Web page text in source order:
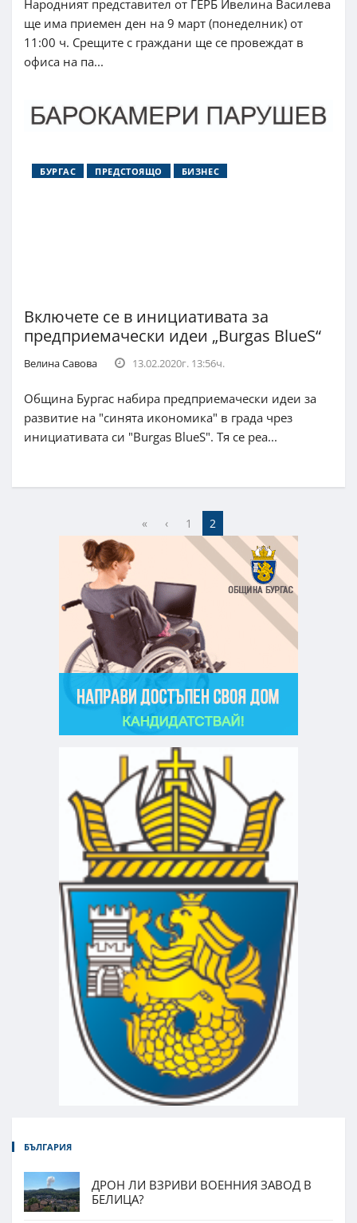
Народният представител от ГЕРБ Ивелина Василева
ще има приемен ден на 9 март (понеделник) от
11:00 ч. Срещите с граждани ще се провеждат в
офиса на па...
БУРГАС ПРЕДСТОЯЩО БИЗНЕС
Включете се в инициативата за
предприемачески идеи „Burgas BlueS“
Велина Савова 13.02.2020г. 13:56ч.
Община Бургас набира предприемачески идеи за
развитие на "синята икономика" в града чрез
инициативата си "Burgas BlueS". Тя се реа...
« ‹ 1 2
БЪЛГАРИЯ
ДРОН ЛИ ВЗРИВИ ВОЕННИЯ ЗАВОД В
БЕЛИЦА?